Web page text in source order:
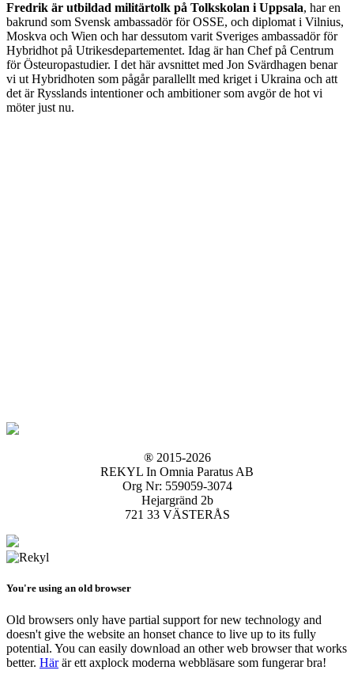
Fredrik är utbildad militärtolk på Tolkskolan i Uppsala, har en
bakrund som Svensk ambassadör för OSSE, och diplomat i Vilnius,
Moskva och Wien och har dessutom varit Sveriges ambassadör för
Hybridhot på Utrikesdepartementet. Idag är han Chef på Centrum
för Östeuropastudier. I det här avsnittet med Jon Svärdhagen benar
vi ut Hybridhoten som pågår parallellt med kriget i Ukraina och att
det är Rysslands intentioner och ambitioner som avgör de hot vi
möter just nu.
® 2015-2026
REKYL In Omnia Paratus AB
Org Nr: 559059-3074
Hejargränd 2b
721 33 VÄSTERÅS
You're using an old browser
Old browsers only have partial support for new technology and
doesn't give the website an honset chance to live up to its fully
potential. You can easily download an other web browser that works
better. Härär ett axplock moderna webbläsare som fungerar bra!